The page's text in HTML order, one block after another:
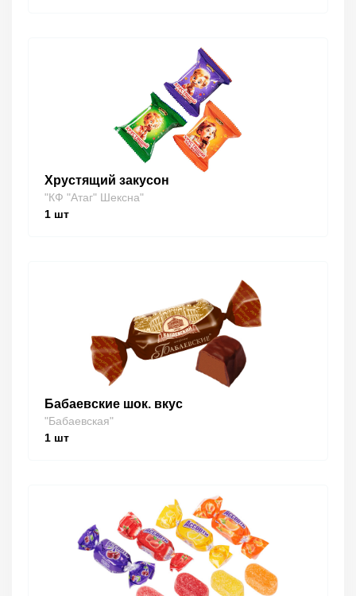
Хрустящий закусон
"КФ "Атаг" Шексна"
1 шт
Бабаевские шок. вкус
"Бабаевская"
1 шт